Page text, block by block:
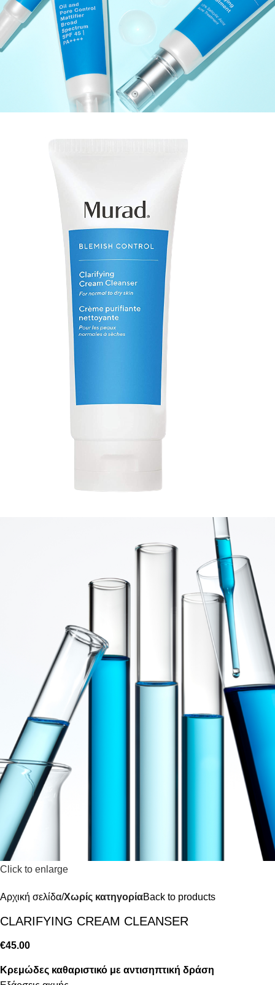
Click to enlarge
Αρχική σελίδα Χωρίς κατηγορίαBack to products
CLARIFYING CREAM CLEANSER
€45.00
Κρεμώδες καθαριστικό με αντισηπτική δράση